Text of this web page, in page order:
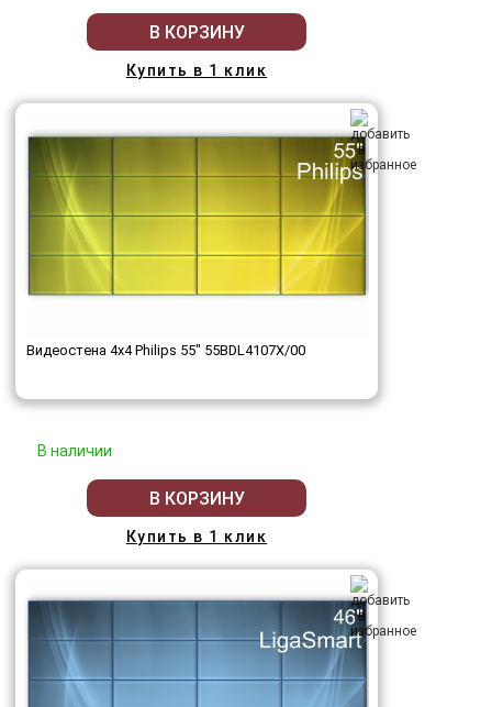
В КОРЗИНУ
Купить в 1 клик
Видеостена 4x4 Philips 55" 55BDL4107X/00
В наличии
В КОРЗИНУ
Купить в 1 клик